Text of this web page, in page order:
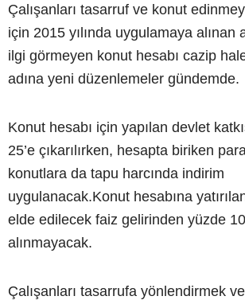
Çalışanları tasarruf ve konut
için 2015 yılında uygulamaya alınan
ilgi görmeyen konut hesabı cazip
adına yeni düzenlemeler gündemde.
Konut hesabı için yapılan devlet
25’e çıkarılırken, hesapta biriken
konutlara da tapu harcında indirim
uygulanacak.Konut hesabına
elde edilecek faiz gelirinden yüzde
alınmayacak.
Çalışanları tasarrufa yönlendirmek